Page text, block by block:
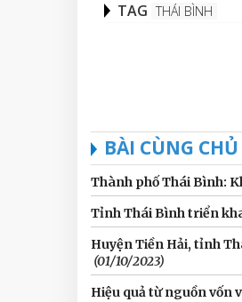
TAG THÁI BÌNH
BÀI CÙNG
Thành phố Thái Bình:
Tỉnh Thái Bình triển
Huyện Tiền Hải, tỉnh
(01/10/2023)
Hiệu quả từ nguồn vốn